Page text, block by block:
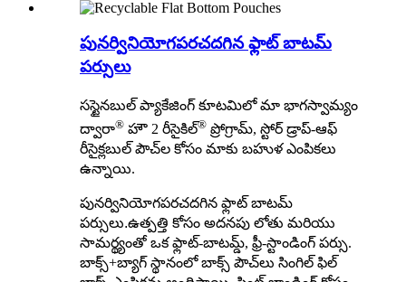
పునర్వినియోగపరచదగిన ఫ్లాట్ బాటమ్
పర్సులు
సస్టైనబుల్ ప్యాకేజింగ్ కూటమిలో మా భాగస్వామ్యం
ద్వారా® హౌ 2 రీసైకిల్® ప్రోగ్రామ్, స్టోర్ డ్రాప్-ఆఫ్
రీసైక్లబుల్ పౌచ్‌ల కోసం మాకు బహుళ ఎంపికలు
ఉన్నాయి.
పునర్వినియోగపరచదగిన ఫ్లాట్ బాటమ్
పర్సులు.ఉత్పత్తి కోసం అదనపు లోతు మరియు
సామర్థ్యంతో ఒక ఫ్లాట్-బాటమ్డ్, ఫ్రీ-స్టాండింగ్ పర్సు.
బాక్స్+బ్యాగ్ స్థానంలో బాక్స్ పౌచ్‌లు సింగిల్ ఫిల్